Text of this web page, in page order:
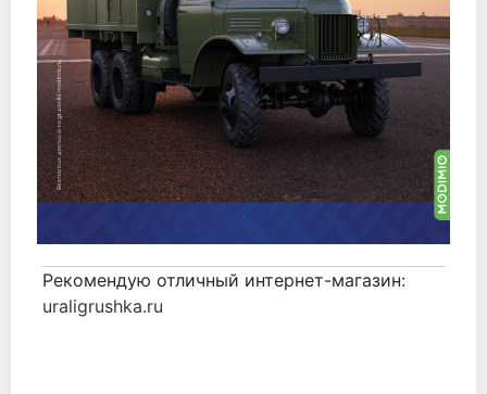
Рекомендую отличный интернет-магазин:
uraligrushka.ru